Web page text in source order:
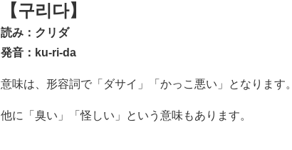
【구리다】
読み：クリダ
発音：ku-ri-da
意味は、形容詞で「ダサイ」「かっこ悪い」となります。
他に「臭い」「怪しい」という意味もあります。